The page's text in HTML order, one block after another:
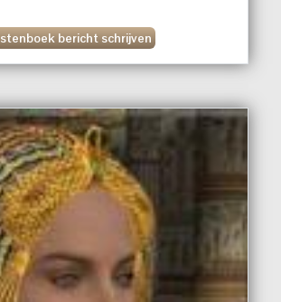
bericht schrijven